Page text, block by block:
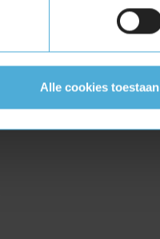
Alle cookies toestaan